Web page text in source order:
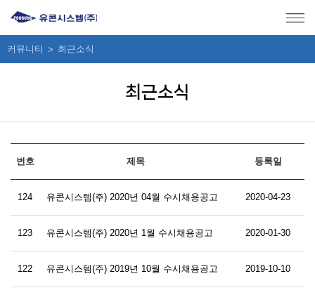
커뮤니티 최근소식
최근소식
번호 제목 등록일
124 유콘시스템(주) 2020년 04월 수시채용공고 2020-04-23
123 유콘시스템(주) 2020년 1월 수시채용공고 2020-01-30
122 유콘시스템(주) 2019년 10월 수시채용공고 2019-10-10